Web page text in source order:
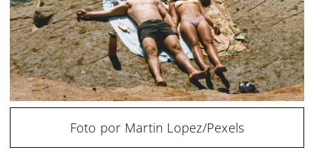
Foto por Martin Lopez/Pexels